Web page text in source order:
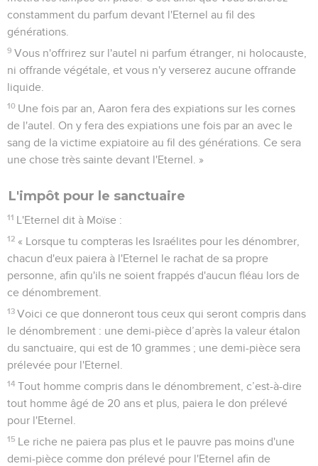
constamment du parfum devant l'Eternel au fil des
générations.
9 Vous n'offrirez sur l'autel ni parfum étranger, ni holocauste,
ni offrande végétale, et vous n'y verserez aucune offrande
liquide.
10 Une fois par an, Aaron fera des expiations sur les cornes
de l'autel. On y fera des expiations une fois par an avec le
sang de la victime expiatoire au fil des générations. Ce sera
une chose très sainte devant l'Eternel. »
L'impôt pour le sanctuaire
11 L'Eternel dit à Moïse :
12 « Lorsque tu compteras les Israélites pour les dénombrer,
chacun d'eux paiera à l'Eternel le rachat de sa propre
personne, afin qu'ils ne soient frappés d'aucun fléau lors de
ce dénombrement.
13 Voici ce que donneront tous ceux qui seront compris dans
le dénombrement : une demi-pièce d’après la valeur étalon
du sanctuaire, qui est de 10 grammes ; une demi-pièce sera
prélevée pour l'Eternel.
14 Tout homme compris dans le dénombrement, c’est-à-dire
tout homme âgé de 20 ans et plus, paiera le don prélevé
pour l'Eternel.
15 Le riche ne paiera pas plus et le pauvre pas moins d'une
demi-pièce comme don prélevé pour l'Eternel afin de